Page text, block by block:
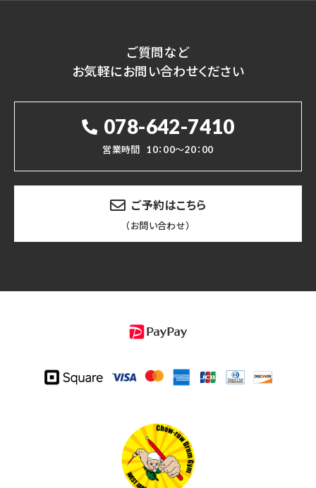
ご質問など
お気軽にお問い合わせください
078-642-7410
営業時間 10：00～20：00
ご予約はこちら
（お問い合わせ）